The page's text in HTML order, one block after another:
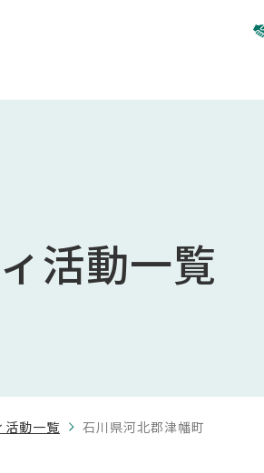
活動一覧
活動一覧 石川県河北郡津幡町